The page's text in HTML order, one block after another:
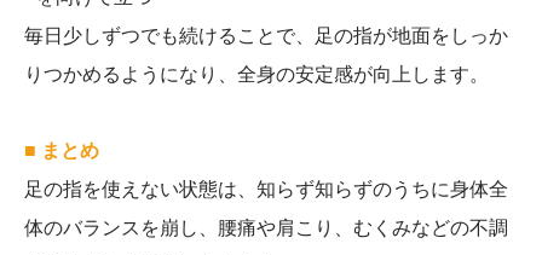
毎日少しずつでも続けることで、足の指が地面をしっか
りつかめるようになり、全身の安定感が向上します。
■ まとめ
足の指を使えない状態は、知らず知らずのうちに身体全
体のバランスを崩し、腰痛や肩こり、むくみなどの不調